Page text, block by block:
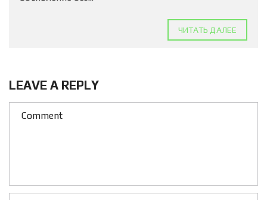
ЧИТАТЬ ДАЛЕЕ
LEAVE A REPLY